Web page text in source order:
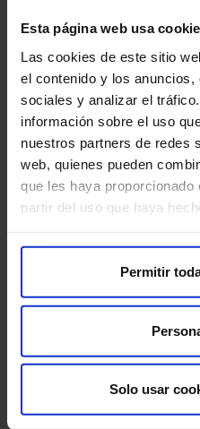
Esta página web usa
Las cookies de este sitio
el contenido y los
sociales y analizar el
información sobre el uso
nuestros partners de redes
web, quienes pueden
que les haya proporcionado
partir del uso que haya
Permitir
Solo usar
descansado para asegurar
Informar sobre
estás tomando algún
tus movimientos o tu
Acompañante:
en algunos
¿Tiene algún riesgo?
El estudio de temblor y
es un procedimiento